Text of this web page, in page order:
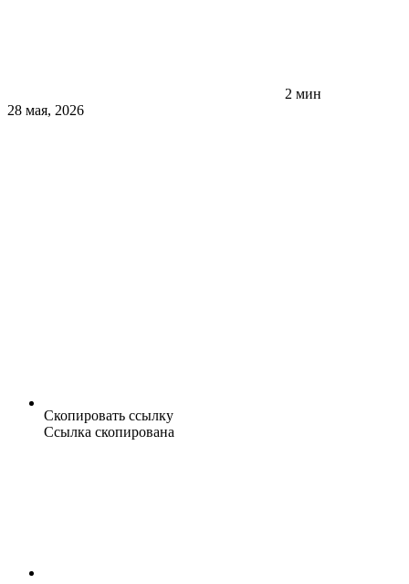
2 мин
28 мая, 2026
Скопировать ссылку
Ссылка скопирована